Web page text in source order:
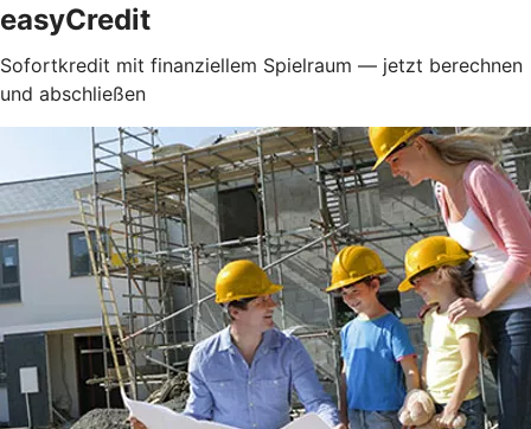
easyCredit
Sofortkredit mit finanziellem Spielraum — jetzt berechnen
und abschließen